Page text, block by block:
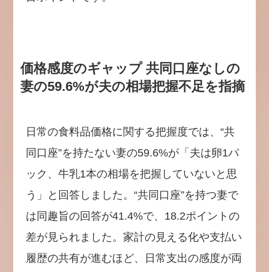
価格感度のギャップ 共同口座なしの
妻の59.6%が夫の相場把握不足を指摘
日常の食料品価格に関する把握度では、“共
同口座”を持たない妻の59.6%が「夫は卵1パ
ック、牛乳1本の相場を把握していないと思
う」と回答しました。“共同口座”を持つ妻で
は同趣旨の回答が41.4%で、18.2ポイントの
差が見られました。家計の見える化や支払い
履歴の共有が進むほど、日常支出の感度が両